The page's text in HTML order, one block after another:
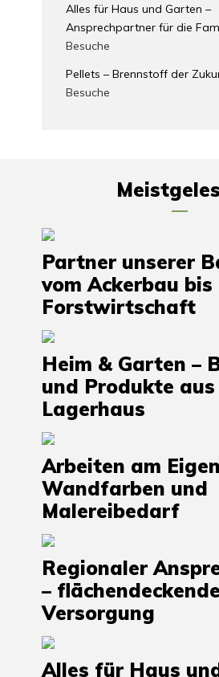
Alles für Haus und Garten –
Ansprechpartner für die
Besuche
Pellets – Brennstoff der
Besuche
Partner unserer
vom Ackerbau bis
Forstwirtschaft
Heim & Garten –
und Produkte aus
Lagerhaus
Arbeiten am
Wandfarben und
Malereibedarf
Regionaler
– flächendeckende
Versorgung
Alles für Haus